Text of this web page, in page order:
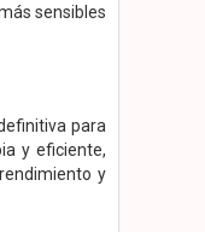
sensibles
para
y eficiente,
y